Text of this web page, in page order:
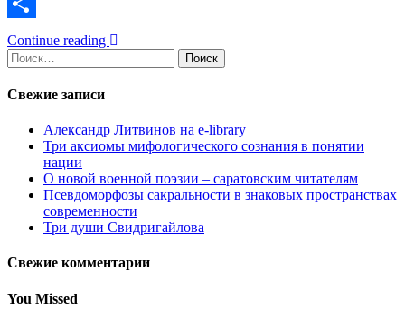
Отправить
Continue reading
Найти:
Свежие записи
Александр Литвинов на e-library
Три аксиомы мифологического сознания в понятии
нации
О новой военной поэзии – саратовским читателям
Псевдоморфозы сакральности в знаковых пространствах
современности
Три души Свидригайлова
Свежие комментарии
You Missed